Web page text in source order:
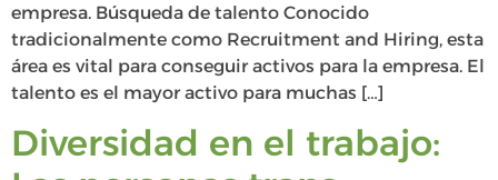
empresa. Búsqueda de talento Conocido
tradicionalmente como Recruitment and Hiring, esta
área es vital para conseguir activos para la empresa. El
talento es el mayor activo para muchas […]
Diversidad en el trabajo: